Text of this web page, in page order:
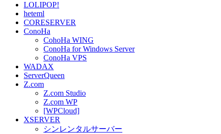
LOLIPOP!
heteml
CORESERVER
ConoHa
CohoHa WING
ConoHa for Windows Server
ConoHa VPS
WADAX
ServerQueen
Z.com
Z.com Studio
Z.com WP
[WPCloud]
XSERVER
シンレンタルサーバー